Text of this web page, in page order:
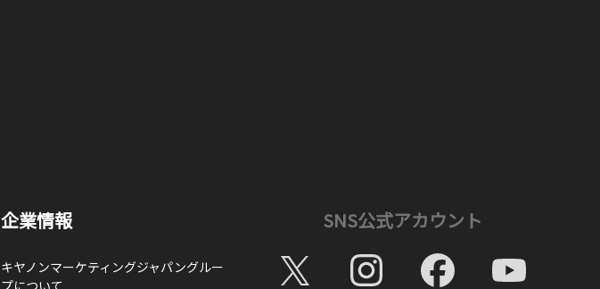
企業情報
キヤノンマーケティングジャパングルー
SNS公式アカウント